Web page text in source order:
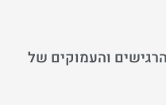
והעמוקים של